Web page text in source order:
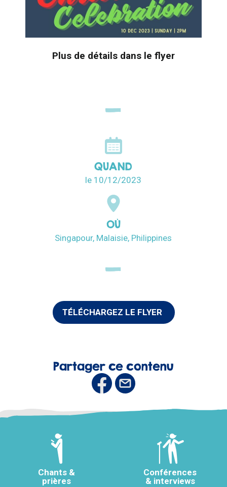
Plus de détails dans le flyer
QUAND
le 10/12/2023
OÙ
Singapour, Malaisie, Philippines
TÉLÉCHARGEZ LE FLYER
Partager ce contenu
Chants &
prières
Conférences
& interviews